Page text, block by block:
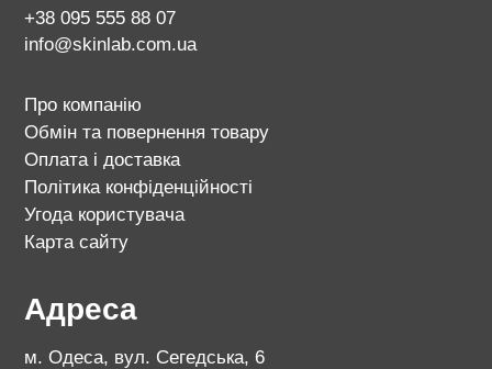
+38 095 555 88 07
info@skinlab.com.ua
Про компанію
Обмін та повернення товару
Оплата і доставка
Політика конфіденційності
Угода користувача
Карта сайту
Адреса
м. Одеса, вул. Сегедська, 6